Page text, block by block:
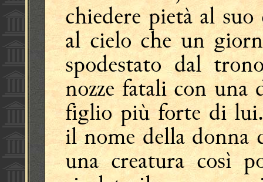
chiedere pietà al
al cielo che un
spodestato dal
nozze fatali con una
figlio più forte di lui.
il nome della donna
una creatura così